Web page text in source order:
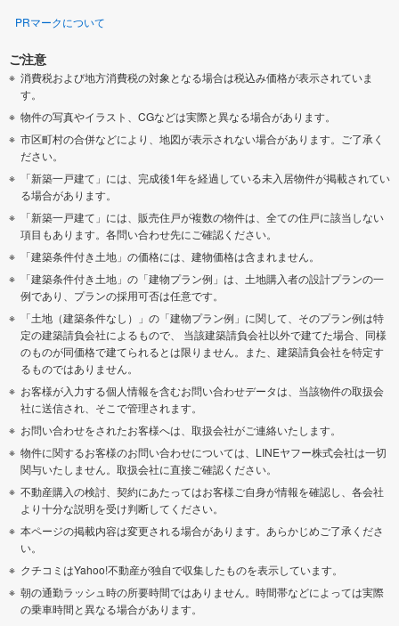
PRマークについて
ご注意
消費税および地方消費税の対象となる場合は税込み価格が表示されていま
す。
物件の写真やイラスト、CGなどは実際と異なる場合があります。
市区町村の合併などにより、地図が表示されない場合があります。ご了承く
ださい。
「新築一戸建て」には、完成後1年を経過している未入居物件が掲載されてい
る場合があります。
「新築一戸建て」には、販売住戸が複数の物件は、全ての住戸に該当しない
項目もあります。各問い合わせ先にご確認ください。
「建築条件付き土地」の価格には、建物価格は含まれません。
「建築条件付き土地」の「建物プラン例」は、土地購入者の設計プランの一
例であり、プランの採用可否は任意です。
「土地（建築条件なし）」の「建物プラン例」に関して、そのプラン例は特
定の建築請負会社によるもので、 当該建築請負会社以外で建てた場合、同様
のものが同価格で建てられるとは限りません。また、建築請負会社を特定す
るものではありません。
お客様が入力する個人情報を含むお問い合わせデータは、当該物件の取扱会
社に送信され、そこで管理されます。
お問い合わせをされたお客様へは、取扱会社がご連絡いたします。
物件に関するお客様のお問い合わせについては、LINEヤフー株式会社は一切
関与いたしません。取扱会社に直接ご確認ください。
不動産購入の検討、契約にあたってはお客様ご自身が情報を確認し、各会社
より十分な説明を受け判断してください。
本ページの掲載内容は変更される場合があります。あらかじめご了承くださ
い。
クチコミはYahoo!不動産が独自で収集したものを表示しています。
朝の通勤ラッシュ時の所要時間ではありません。時間帯などによっては実際
の乗車時間と異なる場合があります。